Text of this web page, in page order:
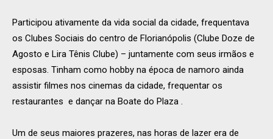
Participou ativamente da vida social da cidade, frequentava
os Clubes Sociais do centro de Florianópolis (Clube Doze de
Agosto e Lira Tênis Clube) – juntamente com seus irmãos e
esposas. Tinham como hobby na época de namoro ainda
assistir filmes nos cinemas da cidade, frequentar os
restaurantes e dançar na Boate do Plaza .
Um de seus maiores prazeres, nas horas de lazer era de